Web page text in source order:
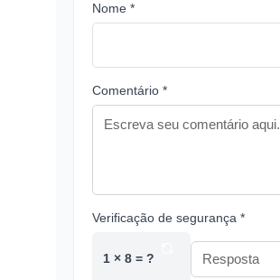
Nome *
Comentário *
Verificação de segurança *
1 × 8 = ?